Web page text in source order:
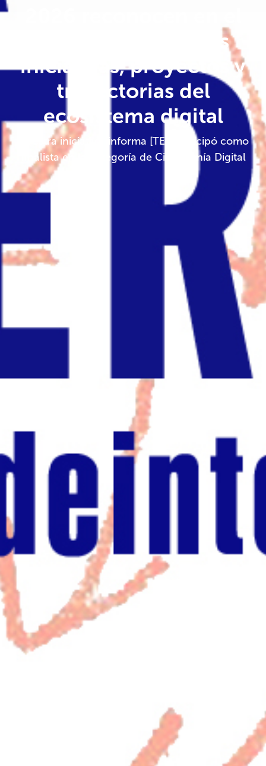
Senado las mejores
iniciativas, proyectos y
trayectorias del
ecosistema digital
Nuestra iniciativa 'informa [TE]' participó como
finalista en la categoría de Ciudadanía Digital